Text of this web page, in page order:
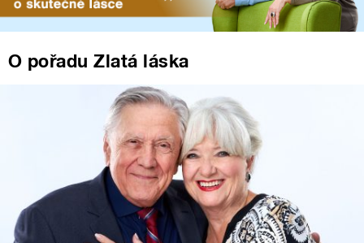
O pořadu Zlatá láska